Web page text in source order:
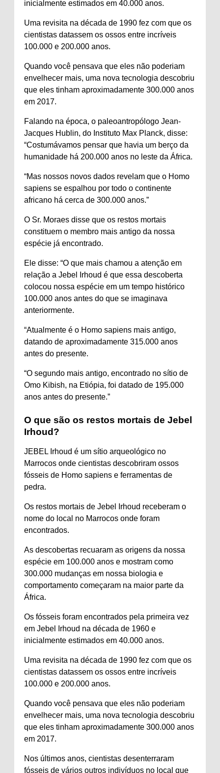
inicialmente estimados em 40.000 anos.
Uma revisita na década de 1990 fez com que os
cientistas datassem os ossos entre incríveis
100.000 e 200.000 anos.
Quando você pensava que eles não poderiam
envelhecer mais, uma nova tecnologia descobriu
que eles tinham aproximadamente 300.000 anos
em 2017.
Falando na época, o paleoantropólogo Jean-
Jacques Hublin, do Instituto Max Planck, disse:
“Costumávamos pensar que havia um berço da
humanidade há 200.000 anos no leste da África.
“Mas nossos novos dados revelam que o Homo
sapiens se espalhou por todo o continente
africano há cerca de 300.000 anos.”
O Sr. Moraes disse que os restos mortais
constituem o membro mais antigo da nossa
espécie já encontrado.
Ele disse: “O que mais chamou a atenção em
relação a Jebel Irhoud é que essa descoberta
colocou nossa espécie em um tempo histórico
100.000 anos antes do que se imaginava
anteriormente.
“Atualmente é o Homo sapiens mais antigo,
datando de aproximadamente 315.000 anos
antes do presente.
“O segundo mais antigo, encontrado no sítio de
Omo Kibish, na Etiópia, foi datado de 195.000
anos antes do presente.”
O que são os restos mortais de Jebel
Irhoud?
JEBEL Irhoud é um sítio arqueológico no
Marrocos onde cientistas descobriram ossos
fósseis de Homo sapiens e ferramentas de
pedra.
Os restos mortais de Jebel Irhoud receberam o
nome do local no Marrocos onde foram
encontrados.
As descobertas recuaram as origens da nossa
espécie em 100.000 anos e mostram como
300.000 mudanças em nossa biologia e
comportamento começaram na maior parte da
África.
Os fósseis foram encontrados pela primeira vez
em Jebel Irhoud na década de 1960 e
inicialmente estimados em 40.000 anos.
Uma revisita na década de 1990 fez com que os
cientistas datassem os ossos entre incríveis
100.000 e 200.000 anos.
Quando você pensava que eles não poderiam
envelhecer mais, uma nova tecnologia descobriu
que eles tinham aproximadamente 300.000 anos
em 2017.
Nos últimos anos, cientistas desenterraram
fósseis de vários outros indivíduos no local que